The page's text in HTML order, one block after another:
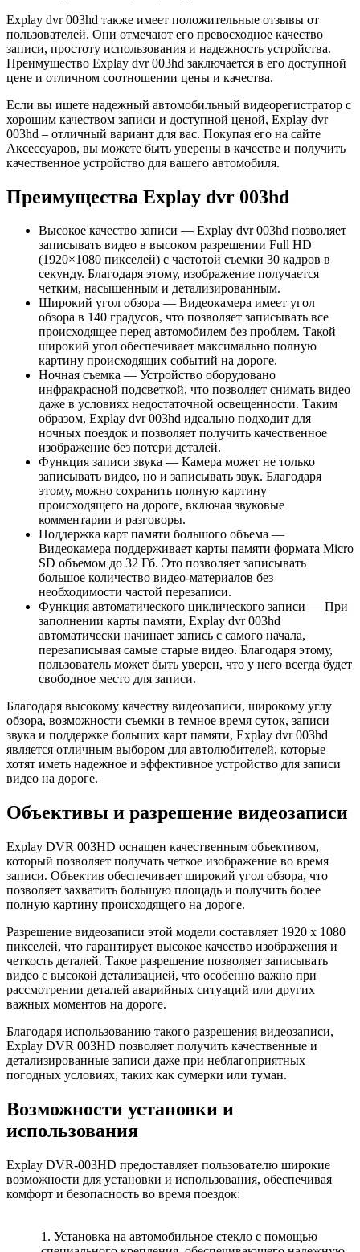
Explay dvr 003hd также имеет положительные отзывы от
пользователей. Они отмечают его превосходное качество
записи, простоту использования и надежность устройства.
Преимущество Explay dvr 003hd заключается в его доступной
цене и отличном соотношении цены и качества.
Если вы ищете надежный автомобильный видеорегистратор с
хорошим качеством записи и доступной ценой, Explay dvr
003hd – отличный вариант для вас. Покупая его на сайте
Аксессуаров, вы можете быть уверены в качестве и получить
качественное устройство для вашего автомобиля.
Преимущества Explay dvr 003hd
Высокое качество записи — Explay dvr 003hd позволяет
записывать видео в высоком разрешении Full HD
(1920×1080 пикселей) с частотой съемки 30 кадров в
секунду. Благодаря этому, изображение получается
четким, насыщенным и детализированным.
Широкий угол обзора — Видеокамера имеет угол
обзора в 140 градусов, что позволяет записывать все
происходящее перед автомобилем без проблем. Такой
широкий угол обеспечивает максимально полную
картину происходящих событий на дороге.
Ночная съемка — Устройство оборудовано
инфракрасной подсветкой, что позволяет снимать видео
даже в условиях недостаточной освещенности. Таким
образом, Explay dvr 003hd идеально подходит для
ночных поездок и позволяет получить качественное
изображение без потери деталей.
Функция записи звука — Камера может не только
записывать видео, но и записывать звук. Благодаря
этому, можно сохранить полную картину
происходящего на дороге, включая звуковые
комментарии и разговоры.
Поддержка карт памяти большого объема —
Видеокамера поддерживает карты памяти формата Micro
SD объемом до 32 Гб. Это позволяет записывать
большое количество видео-материалов без
необходимости частой перезаписи.
Функция автоматического циклического записи — При
заполнении карты памяти, Explay dvr 003hd
автоматически начинает запись с самого начала,
перезаписывая самые старые видео. Благодаря этому,
пользователь может быть уверен, что у него всегда будет
свободное место для записи.
Благодаря высокому качеству видеозаписи, широкому углу
обзора, возможности съемки в темное время суток, записи
звука и поддержке больших карт памяти, Explay dvr 003hd
является отличным выбором для автолюбителей, которые
хотят иметь надежное и эффективное устройство для записи
видео на дороге.
Объективы и разрешение видеозаписи
Explay DVR 003HD оснащен качественным объективом,
который позволяет получать четкое изображение во время
записи. Объектив обеспечивает широкий угол обзора, что
позволяет захватить большую площадь и получить более
полную картину происходящего на дороге.
Разрешение видеозаписи этой модели составляет 1920 x 1080
пикселей, что гарантирует высокое качество изображения и
четкость деталей. Такое разрешение позволяет записывать
видео с высокой детализацией, что особенно важно при
рассмотрении деталей аварийных ситуаций или других
важных моментов на дороге.
Благодаря использованию такого разрешения видеозаписи,
Explay DVR 003HD позволяет получить качественные и
детализированные записи даже при неблагоприятных
погодных условиях, таких как сумерки или туман.
Возможности установки и
использования
Explay DVR-003HD предоставляет пользователю широкие
возможности для установки и использования, обеспечивая
комфорт и безопасность во время поездок:
1. Установка на автомобильное стекло с помощью